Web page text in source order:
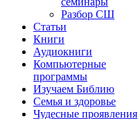
Разбор СШ
Статьи
Книги
Аудиокниги
Компьютерные
программы
Изучаем Библию
Семья и здоровье
Чудесные проявления